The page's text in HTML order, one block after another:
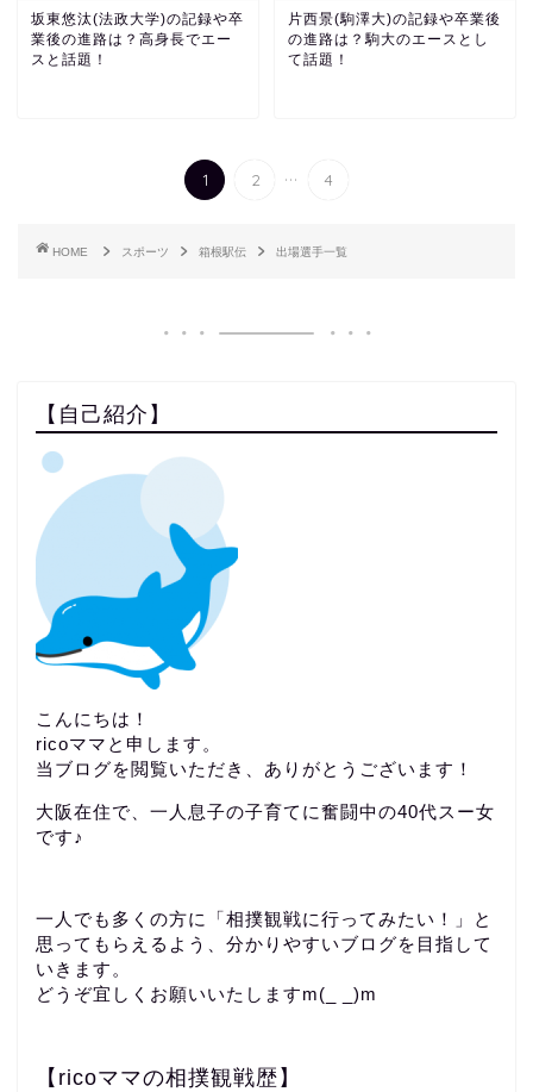
坂東悠汰(法政大学)の記録や卒
業後の進路は？高身長でエー
スと話題！
片西景(駒澤大)の記録や卒業後
の進路は？駒大のエースとし
て話題！
1 2 ... 4
HOME スポーツ 箱根駅伝 出場選手一覧
【自己紹介】
こんにちは！
ricoママと申します。
当ブログを閲覧いただき、ありがとうございます！
大阪在住で、一人息子の子育てに奮闘中の40代スー女
です♪
一人でも多くの方に「相撲観戦に行ってみたい！」と
思ってもらえるよう、分かりやすいブログを目指して
いきます。
どうぞ宜しくお願いいたしますm(_ _)m
【ricoママの相撲観戦歴】